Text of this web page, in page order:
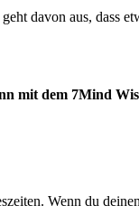
davon aus, dass
mit dem 7Mind
Wenn du